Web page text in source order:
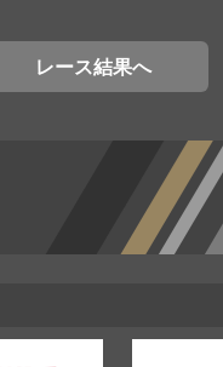
レース結果へ